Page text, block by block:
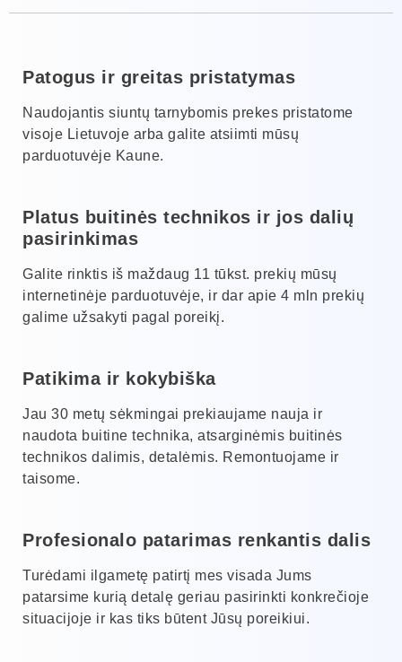
Patogus ir greitas pristatymas
Naudojantis siuntų tarnybomis prekes pristatome
visoje Lietuvoje arba galite atsiimti mūsų
parduotuvėje Kaune.
Platus buitinės technikos ir jos dalių
pasirinkimas
Galite rinktis iš maždaug 11 tūkst. prekių mūsų
internetinėje parduotuvėje, ir dar apie 4 mln prekių
galime užsakyti pagal poreikį.
Patikima ir kokybiška
Jau 30 metų sėkmingai prekiaujame nauja ir
naudota buitine technika, atsarginėmis buitinės
technikos dalimis, detalėmis. Remontuojame ir
taisome.
Profesionalo patarimas renkantis dalis
Turėdami ilgametę patirtį mes visada Jums
patarsime kurią detalę geriau pasirinkti konkrečioje
situacijoje ir kas tiks būtent Jūsų poreikiui.